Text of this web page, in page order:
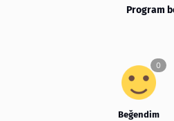
Program
Beğendim